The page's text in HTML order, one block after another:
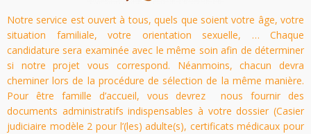
Notre service est ouvert à tous, quels que soient votre âge, votre
situation familiale, votre orientation sexuelle, … Chaque
candidature sera examinée avec le même soin afin de déterminer
si notre projet vous correspond. Néanmoins, chacun devra
cheminer lors de la procédure de sélection de la même manière.
Pour être famille d’accueil, vous devrez nous fournir des
documents administratifs indispensables à votre dossier (Casier
judiciaire modèle 2 pour l’(les) adulte(s), certificats médicaux pour